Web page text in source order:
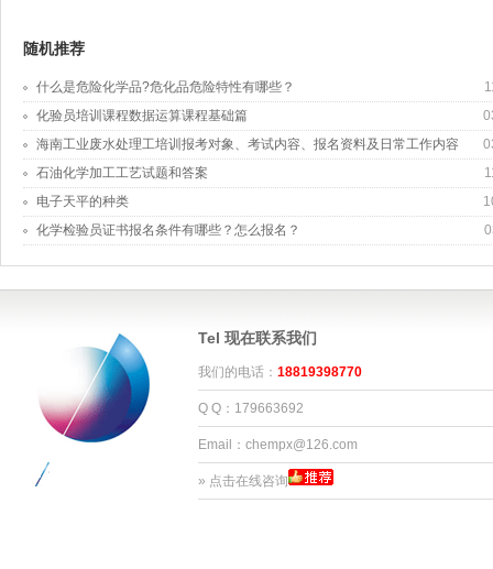
随机推荐
什么是危险化学品?危化品危险特性有哪些？
化验员培训课程数据运算课程基础篇
海南工业废水处理工培训报考对象、考试内容、报名资料及日常工作内容
石油化学加工工艺试题和答案
电子天平的种类
化学检验员证书报名条件有哪些？怎么报名？
Tel 现在联系我们
我们的电话： 18819398770
Q Q：179663692
Email：chempx@126.com
» 点击在线咨询